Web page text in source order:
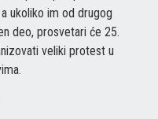
ukoliko im od drugog
deo, prosvetari će 25.
veliki protest u